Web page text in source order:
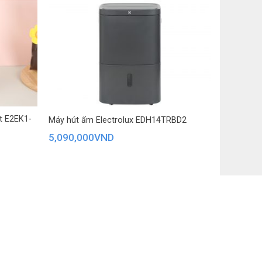
E2EK1-
Máy hút ẩm Electrolux EDH14TRBD2
5,090,000VND